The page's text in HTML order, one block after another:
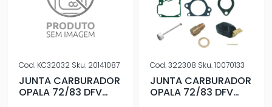
Cod. KC32032 Sku. 20141087
JUNTA CARBURADOR
OPALA 72/83 DFV
Cod.322308 Sku.10070133
JUNTA CARBURADOR
OPALA 72/83 DFV